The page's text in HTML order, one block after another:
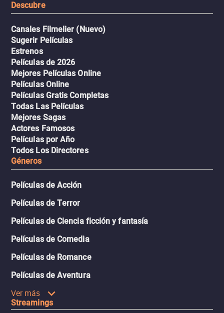
Descubre
Canales Filmelier (Nuevo)
Sugerir Películas
Estrenos
Películas de 2026
Mejores Películas Online
Películas Online
Películas Gratis Completas
Todas Las Películas
Mejores Sagas
Actores Famosos
Películas por Año
Todos Los Directores
Géneros
Películas de Acción
Películas de Terror
Películas de Ciencia ficción y fantasía
Películas de Comedia
Películas de Romance
Películas de Aventura
Ver más
Streamings